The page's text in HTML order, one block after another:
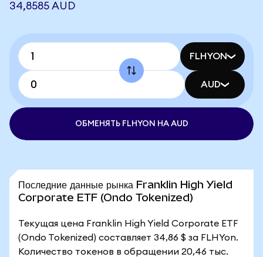
34,8585 AUD
FLHYON
AUD
ОБМЕНЯТЬ FLHYON НА AUD
Последние данные рынка Franklin High Yield
Corporate ETF (Ondo Tokenized)
Текущая цена Franklin High Yield Corporate ETF
(Ondo Tokenized) составляет 34,86 $ за FLHYon.
Количество токенов в обращении 20,46 тыс.